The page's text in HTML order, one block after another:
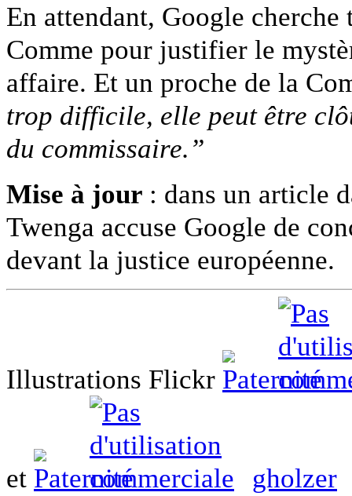
En attendant, Google
Comme pour justifier le
affaire. Et un proche de la
trop difficile, elle peut être
du commissaire.”
Mise à jour : dans un article
Twenga accuse Google de
devant la justice européenne.
Illustrations Flickr
et
gholzer